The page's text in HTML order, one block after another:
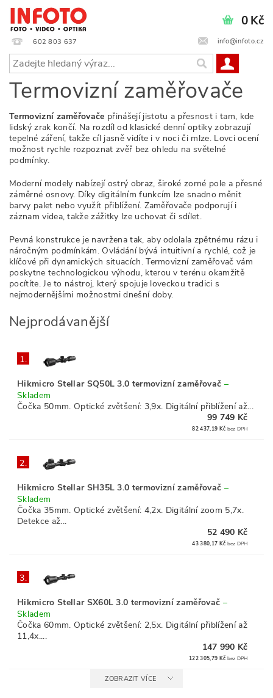
602 803 637 info@infoto.cz
0 Kč
Termovizní zaměřovače
Termovizní zaměřovače přinášejí jistotu a přesnost i tam, kde
lidský zrak končí. Na rozdíl od klasické denní optiky zobrazují
tepelné záření, takže cíl jasně vidíte i v noci či mlze. Lovci ocení
možnost rychle rozpoznat zvěř bez ohledu na světelné
podmínky.
Moderní modely nabízejí ostrý obraz, široké zorné pole a přesné
záměrné osnovy. Díky digitálním funkcím lze snadno měnit
barvy palet nebo využít přiblížení. Zaměřovače podporují i
záznam videa, takže zážitky lze uchovat či sdílet.
Pevná konstrukce je navržena tak, aby odolala zpětnému rázu i
náročným podmínkám. Ovládání bývá intuitivní a rychlé, což je
klíčové při dynamických situacích. Termovizní zaměřovač vám
poskytne technologickou výhodu, kterou v terénu okamžitě
pocítíte. Je to nástroj, který spojuje loveckou tradici s
nejmodernějšími možnostmi dnešní doby.
Nejprodávanější
1.
Hikmicro Stellar SQ50L 3.0 termovizní zaměřovač –
Skladem
Čočka 50mm. Optické zvětšení: 3,9x. Digitální přiblížení až...
99 749 Kč
82 437,19 Kč bez DPH
2.
Hikmicro Stellar SH35L 3.0 termovizní zaměřovač –
Skladem
Čočka 35mm. Optické zvětšení: 4,2x. Digitální zoom 5,7x.
Detekce až...
52 490 Kč
43 380,17 Kč bez DPH
3.
Hikmicro Stellar SX60L 3.0 termovizní zaměřovač –
Skladem
Čočka 60mm. Optické zvětšení: 2,5x. Digitální přiblížení až
11,4x....
147 990 Kč
122 305,79 Kč bez DPH
ZOBRAZIT VÍCE